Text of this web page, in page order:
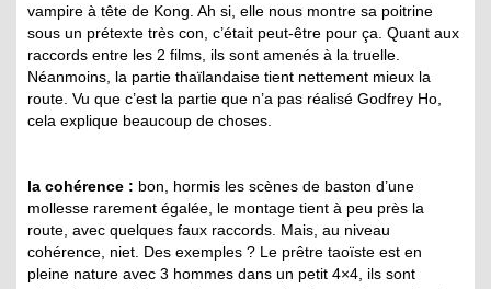
vampire à tête de Kong. Ah si, elle nous montre sa poitrine
sous un prétexte très con, c’était peut-être pour ça. Quant aux
raccords entre les 2 films, ils sont amenés à la truelle.
Néanmoins, la partie thaïlandaise tient nettement mieux la
route. Vu que c’est la partie que n’a pas réalisé Godfrey Ho,
cela explique beaucoup de choses.
la cohérence : bon, hormis les scènes de baston d’une
mollesse rarement égalée, le montage tient à peu près la
route, avec quelques faux raccords. Mais, au niveau
cohérence, niet. Des exemples ? Le prêtre taoïste est en
pleine nature avec 3 hommes dans un petit 4×4, ils sont